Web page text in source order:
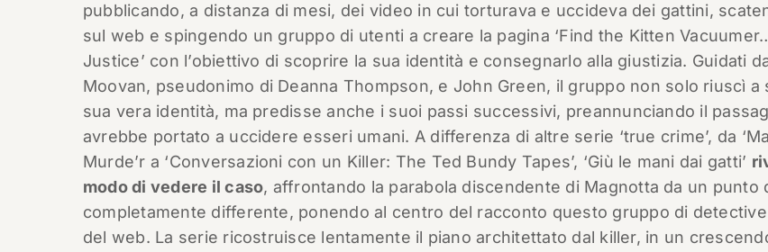
pubblicando, a distanza di mesi, dei video in cui torturava e uccideva dei gattini,
sul web e spingendo un gruppo di utenti a creare la pagina ‘Find the Kitten
Justice’ con l’obiettivo di scoprire la sua identità e consegnarlo alla giustizia. Guidati
Moovan, pseudonimo di Deanna Thompson, e John Green, il gruppo non solo riuscì a
sua vera identità, ma predisse anche i suoi passi successivi, preannunciando il
avrebbe portato a uccidere esseri umani. A differenza di altre serie ‘true crime’, da
Murde’r a ‘Conversazioni con un Killer: The Ted Bundy Tapes’, ‘Giù le mani dai gatti’
modo di vedere il caso, affrontando la parabola discendente di Magnotta da un punto
completamente differente, ponendo al centro del racconto questo gruppo di
del web. La serie ricostruisce lentamente il piano architettato dal killer, in un